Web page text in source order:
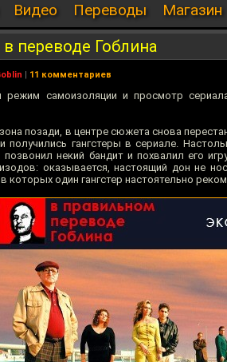
Видео Переводы Магазин
переводе Гоблина
| 11 комментариев
самоизоляции и просмотр
позади, в центре сюжета снова
получились гангстеры в сериале.
позвонил некий бандит и похвалил его
оказывается, настоящий дон не
которых один гангстер настоятельно